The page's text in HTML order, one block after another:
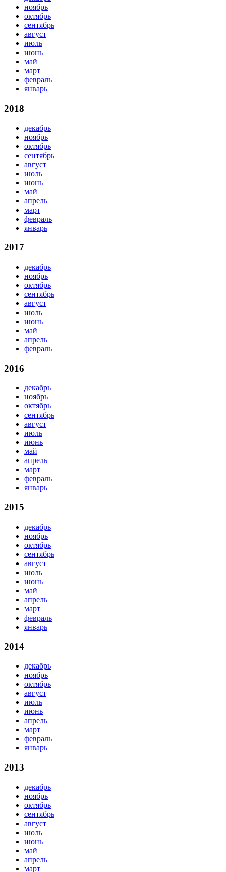
ноябрь
октябрь
сентябрь
август
июль
июнь
май
март
февраль
январь
2018
декабрь
ноябрь
октябрь
сентябрь
август
июль
июнь
май
апрель
март
февраль
январь
2017
декабрь
ноябрь
октябрь
сентябрь
август
июль
июнь
май
апрель
февраль
2016
декабрь
ноябрь
октябрь
сентябрь
август
июль
июнь
май
апрель
март
февраль
январь
2015
декабрь
ноябрь
октябрь
сентябрь
август
июль
июнь
май
апрель
март
февраль
январь
2014
декабрь
ноябрь
октябрь
август
июль
июнь
апрель
март
февраль
январь
2013
декабрь
ноябрь
октябрь
сентябрь
август
июль
июнь
май
апрель
март